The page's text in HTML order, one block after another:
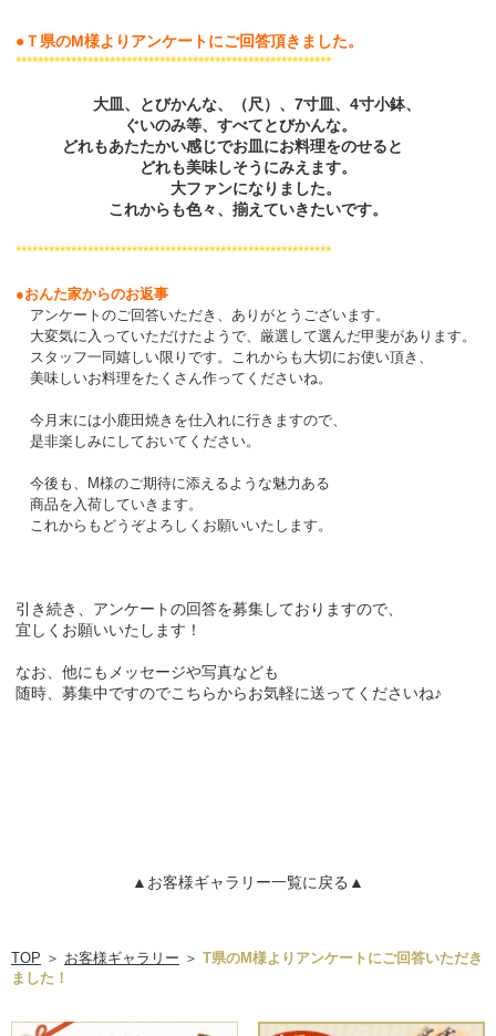
●Ｔ県のM様よりアンケートにご回答頂きました。
*********************************************************
大皿、とびかんな、（尺） 、7寸皿、4寸小鉢、
ぐいのみ等、すべてとびかんな。
どれもあたたかい感じでお皿にお料理をのせると
どれも美味しそうにみえます。
大ファンになりました。
これからも色々、揃えていきたいです。
*********************************************************
●おんた家からのお返事
アンケートのご回答いただき、ありがとうございます。
大変気に入っていただけたようで、厳選して選んだ甲斐があります。
スタッフ一同嬉しい限りです。
これからも大切にお使い頂き、
美味しいお料理をたくさん作ってくださいね。
今月末には小鹿田焼きを仕入れに行きますので、
是非楽しみにしておいてください。
今後も、M様のご期待に添えるような魅力ある
商品を入荷していきます。
これからもどうぞよろしくお願いいたします。
引き続き、アンケートの回答を募集しておりますので、
宜しくお願いいたします！
なお、他にもメッセージや写真なども
随時、募集中ですのでこちらからお気軽に送ってくださいね♪
▲お客様ギャラリー一覧に戻る▲
TOP ＞ お客様ギャラリー ＞ T県のM様よりアンケートにご回答いただき
ました！